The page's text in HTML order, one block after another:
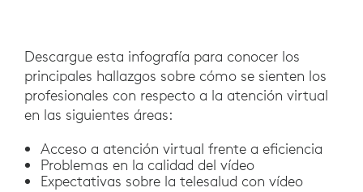
Descargue esta infografía para conocer los
principales hallazgos sobre cómo se sienten los
profesionales con respecto a la atención virtual
en las siguientes áreas:
Acceso a atención virtual frente a eficiencia
Problemas en la calidad del vídeo
Expectativas sobre la telesalud con vídeo